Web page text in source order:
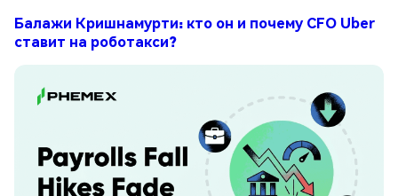
Балажи Кришнамурти: кто он и почему CFO Uber
ставит на роботакси?